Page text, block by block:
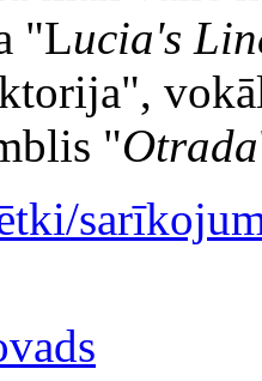
"Lucia's
"Otrada